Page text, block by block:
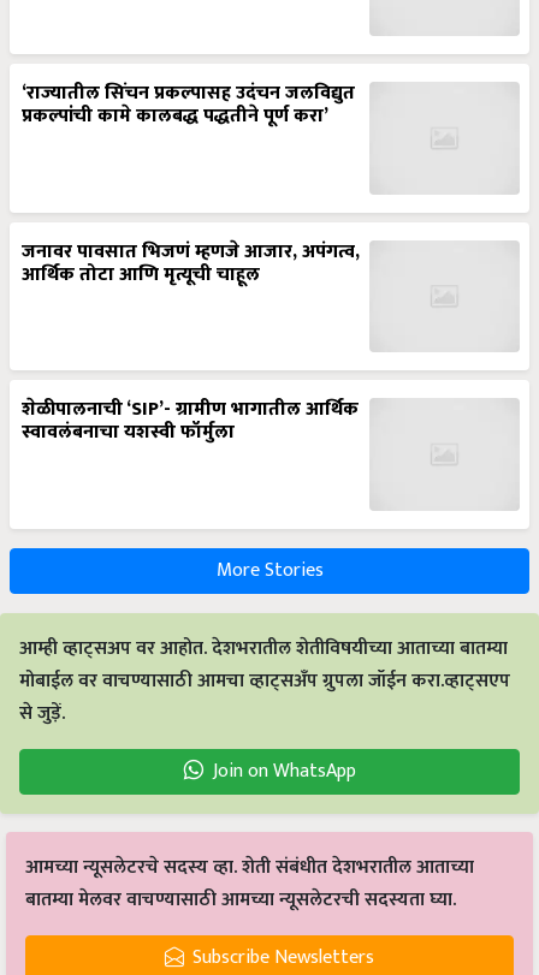
‘राज्यातील सिंचन प्रकल्पासह उदंचन जलविद्युत
प्रकल्पांची कामे कालबद्ध पद्धतीने पूर्ण करा’
जनावर पावसात भिजणं म्हणजे आजार, अपंगत्व,
आर्थिक तोटा आणि मृत्यूची चाहूल
शेळीपालनाची ‘SIP’- ग्रामीण भागातील आर्थिक
स्वावलंबनाचा यशस्वी फॉर्मुला
More Stories
आम्ही व्हाट्सअप वर आहोत. देशभरातील शेतीविषयीच्या आताच्या बातम्या
मोबाईल वर वाचण्यासाठी आमचा व्हाट्सअँप ग्रुपला जॉईन करा.व्हाट्सएप
से जुड़ें.
Join on WhatsApp
आमच्या न्यूसलेटरचे सदस्य व्हा. शेती संबंधीत देशभरातील आताच्या
बातम्या मेलवर वाचण्यासाठी आमच्या न्यूसलेटरची सदस्यता घ्या.
Subscribe Newsletters